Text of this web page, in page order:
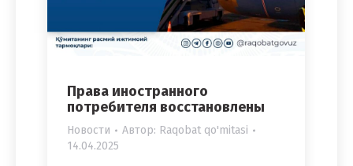
Права иностранного
потребителя восстановлены
Новости Автор: Raqobat qo'mitasi
14.04.2025